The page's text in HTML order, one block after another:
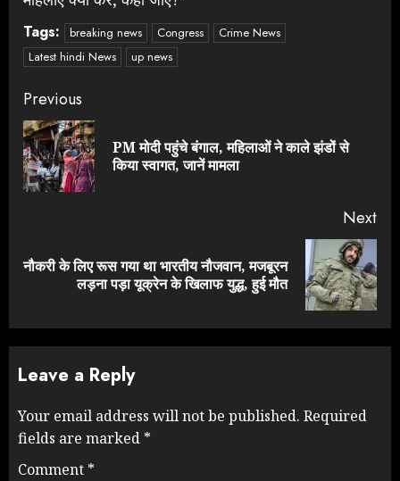
Tags: breaking news Congress
Crime News
Latest hindi News
up news
Continue
Reading
Previous
PM मोदी पहुंचे बंगाल, महिलाओं ने काले झंडों से
किया स्वागत, जानें मामला
Next
Next
नौकरी के लिए रूस गया था भारतीय नौजवान, मजबूरन
लड़ना पड़ा यूक्रेन के खिलाफ युद्ध, हुई मौत
Leave a Reply
Your email address will not be published. Required
fields are marked *
Comment *